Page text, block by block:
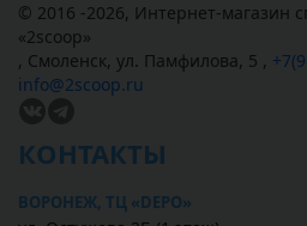
© 2016 -2026, Интернет-магазин
«2scoop»
, Смоленск, ул. Памфилова, 5 ,
info@2scoop.ru
КОНТАКТЫ
ВОРОНЕЖ, ТЦ «DEPO»